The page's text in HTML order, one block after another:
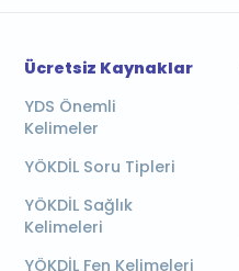
Ücretsiz Kaynaklar
YDS Önemli
Kelimeler
YÖKDİL Soru Tipleri
YÖKDİL Sağlık
Kelimeleri
YÖKDİL Fen Kelimeleri